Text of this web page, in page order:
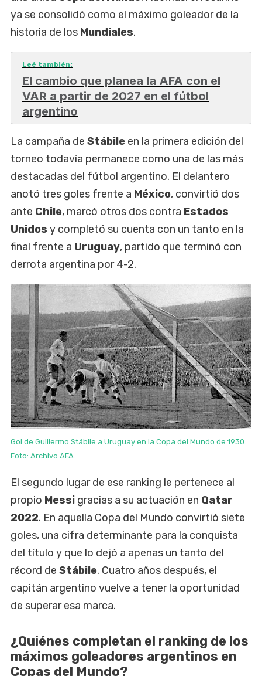
ya se consolidó como el máximo goleador de la
historia de los Mundiales.
Leé también:
El cambio que planea la AFA con el
VAR a partir de 2027 en el fútbol
argentino
La campaña de Stábile en la primera edición del
torneo todavía permanece como una de las más
destacadas del fútbol argentino. El delantero
anotó tres goles frente a México, convirtió dos
ante Chile, marcó otros dos contra Estados
Unidos y completó su cuenta con un tanto en la
final frente a Uruguay, partido que terminó con
derrota argentina por 4-2.
Gol de Guillermo Stábile a Uruguay en la Copa del Mundo de 1930.
Foto: Archivo AFA.
El segundo lugar de ese ranking le pertenece al
propio Messi gracias a su actuación en Qatar
2022. En aquella Copa del Mundo convirtió siete
goles, una cifra determinante para la conquista
del título y que lo dejó a apenas un tanto del
récord de Stábile. Cuatro años después, el
capitán argentino vuelve a tener la oportunidad
de superar esa marca.
¿Quiénes completan el ranking de los
máximos goleadores argentinos en
Copas del Mundo?